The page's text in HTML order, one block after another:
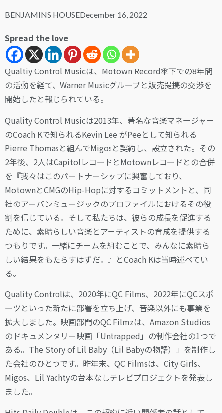
LOGIN
BENJAMINS HOUSEDecember 16, 2022
Spread the love
Qualtiy Control Musicは、Motown Record傘下での8年間
の活動を経て、Warner Musicグループと販売提携の交渉を
開始したと報じられている。
Quality Control Musicは2013年、著名な音楽マネージャー
のCoach Kで知られるKevin Lee がPeeとして知られる
Pierre Thomasと組んでMigosと契約し、設立された。その
2年後、2人はCapitolレコードとMotownレコードとの合併
を『我々はこのパートナーシップに興奮しており、
MotownとCMGのHip-Hopに対するコミットメントと、同
社のアーバンミュージックのプロファイルにおけるその役
割を信じている。そして私たちは、彼らの成長を促進する
ために、素晴らしい音楽とアーティストの育成を提供する
つもりです。一緒にチームを組むことで、みんなに素晴ら
しい結果をもたらすはずだ。』とCoach Kは当時述べてい
る。
Quality Controlは、2020年にQC Films、2022年にQCスポ
ーツといった新たに部署を立ち上げ、音楽以外にも事業を
拡大しました。映画部門のQC Filmzは、Amazon Studios
のドキュメンタリー映画「Untrapped」の制作会社の1つで
ある。The Story of Lil Baby（Lil Babyの物語）」を制作し
た会社のひとつです。昨年末、QC Filmsは、City Girls、
Migos、Lil Yachtyの台本なしテレビプロジェクトを発表し
ました。